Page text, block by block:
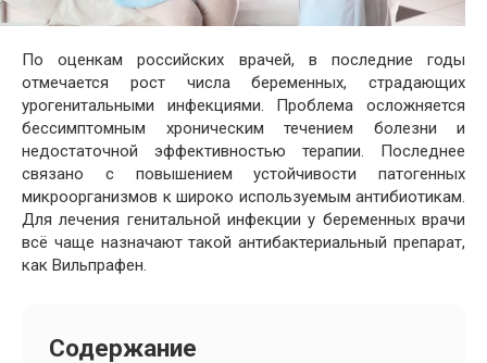
По оценкам российских врачей, в последние годы
отмечается рост числа беременных, страдающих
урогенитальными инфекциями. Проблема осложняется
бессимптомным хроническим течением болезни и
недостаточной эффективностью терапии. Последнее
связано с повышением устойчивости патогенных
микроорганизмов к широко используемым антибиотикам.
Для лечения генитальной инфекции у беременных врачи
всё чаще назначают такой антибактериальный препарат,
как Вильпрафен.
Содержание